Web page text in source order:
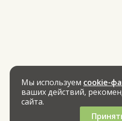
Мы используем cookie-
ваших действий,
сайта.